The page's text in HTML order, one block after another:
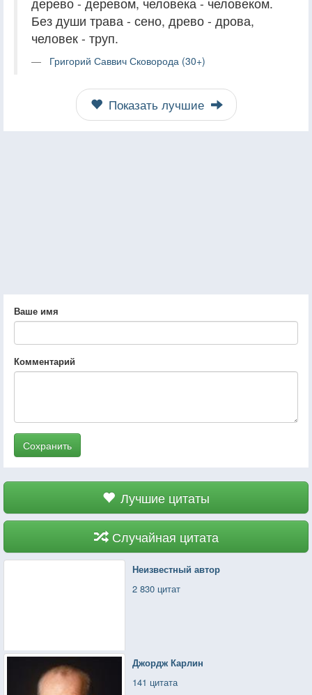
Без души трава - сено, древо - дрова,
человек - труп.
Григорий Саввич Сковорода (30+)
Показать лучшие
Ваше имя
Комментарий
Сохранить
Лучшие цитаты
Случайная цитата
Неизвестный автор
2 830 цитат
Джордж Карлин
141 цитата